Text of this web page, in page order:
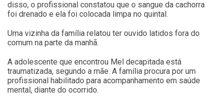
disso, o profissional constatou que o sangue da cachorra
foi drenado e ela foi colocada limpa no quintal.
Uma vizinha da família relatou ter ouvido latidos fora do
comum na parte da manhã.
A adolescente que encontrou Mel decapitada está
traumatizada, segundo a mãe. A família procura por um
profissional habilitado para acompanhamento em saúde
mental, diante do ocorrido.